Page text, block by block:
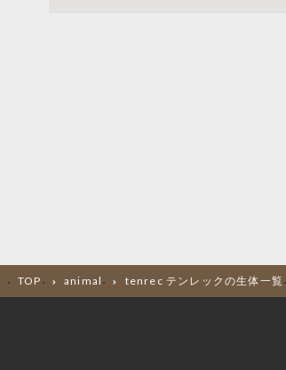
TOP animal tenrec テンレックの生体一覧